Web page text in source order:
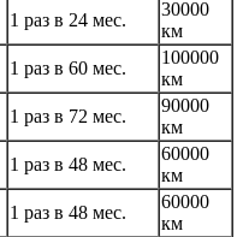
1 раз в 24 мес.
30000
км
1 раз в 60 мес.
100000
км
1 раз в 72 мес.
90000
км
1 раз в 48 мес.
60000
км
1 раз в 48 мес.
60000
км